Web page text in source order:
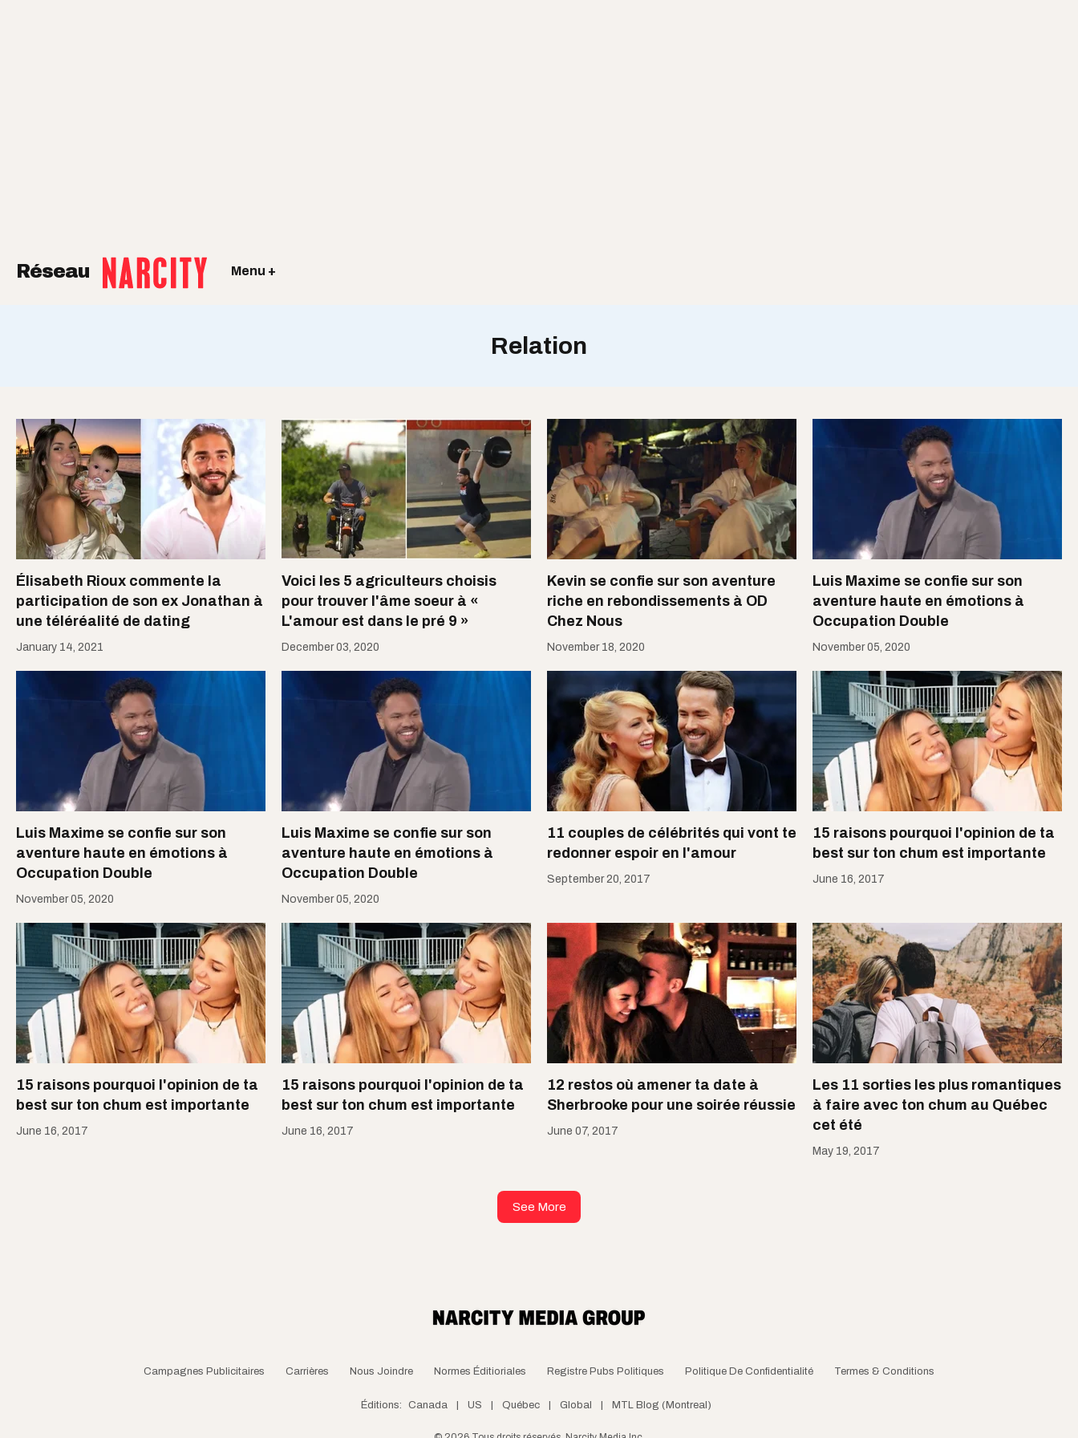
Réseau Menu +
Relation
Élisabeth Rioux commente la
participation de son ex Jonathan à
une téléréalité de dating
January 14, 2021
Voici les 5 agriculteurs choisis
pour trouver l'âme soeur à «
L'amour est dans le pré 9 »
December 03, 2020
Kevin se confie sur son aventure
riche en rebondissements à OD
Chez Nous
November 18, 2020
Luis Maxime se confie sur son
aventure haute en émotions à
Occupation Double
November 05, 2020
Luis Maxime se confie sur son
aventure haute en émotions à
Occupation Double
November 05, 2020
Luis Maxime se confie sur son
aventure haute en émotions à
Occupation Double
November 05, 2020
11 couples de célébrités qui vont te
redonner espoir en l'amour
September 20, 2017
15 raisons pourquoi l'opinion de ta
best sur ton chum est importante
June 16, 2017
15 raisons pourquoi l'opinion de ta
best sur ton chum est importante
June 16, 2017
15 raisons pourquoi l'opinion de ta
best sur ton chum est importante
June 16, 2017
12 restos où amener ta date à
Sherbrooke pour une soirée réussie
June 07, 2017
Les 11 sorties les plus romantiques
à faire avec ton chum au Québec
cet été
May 19, 2017
See More
Campagnes Publicitaires Carrières Nous Joindre Normes Éditioriales Registre Pubs Politiques Politique De Confidentialité Termes & Conditions
Éditions: Canada | US | Québec | Global | MTL Blog (Montreal)